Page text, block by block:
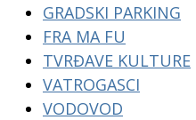
GRADSKI PARKING
FRA MA FU
TVRĐAVE KULTURE
VATROGASCI
VODOVOD